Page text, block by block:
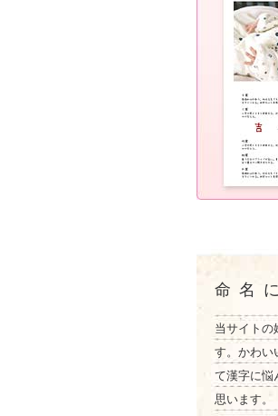
命名
当サイトの
す。かわい
て漢字に悩
思います。